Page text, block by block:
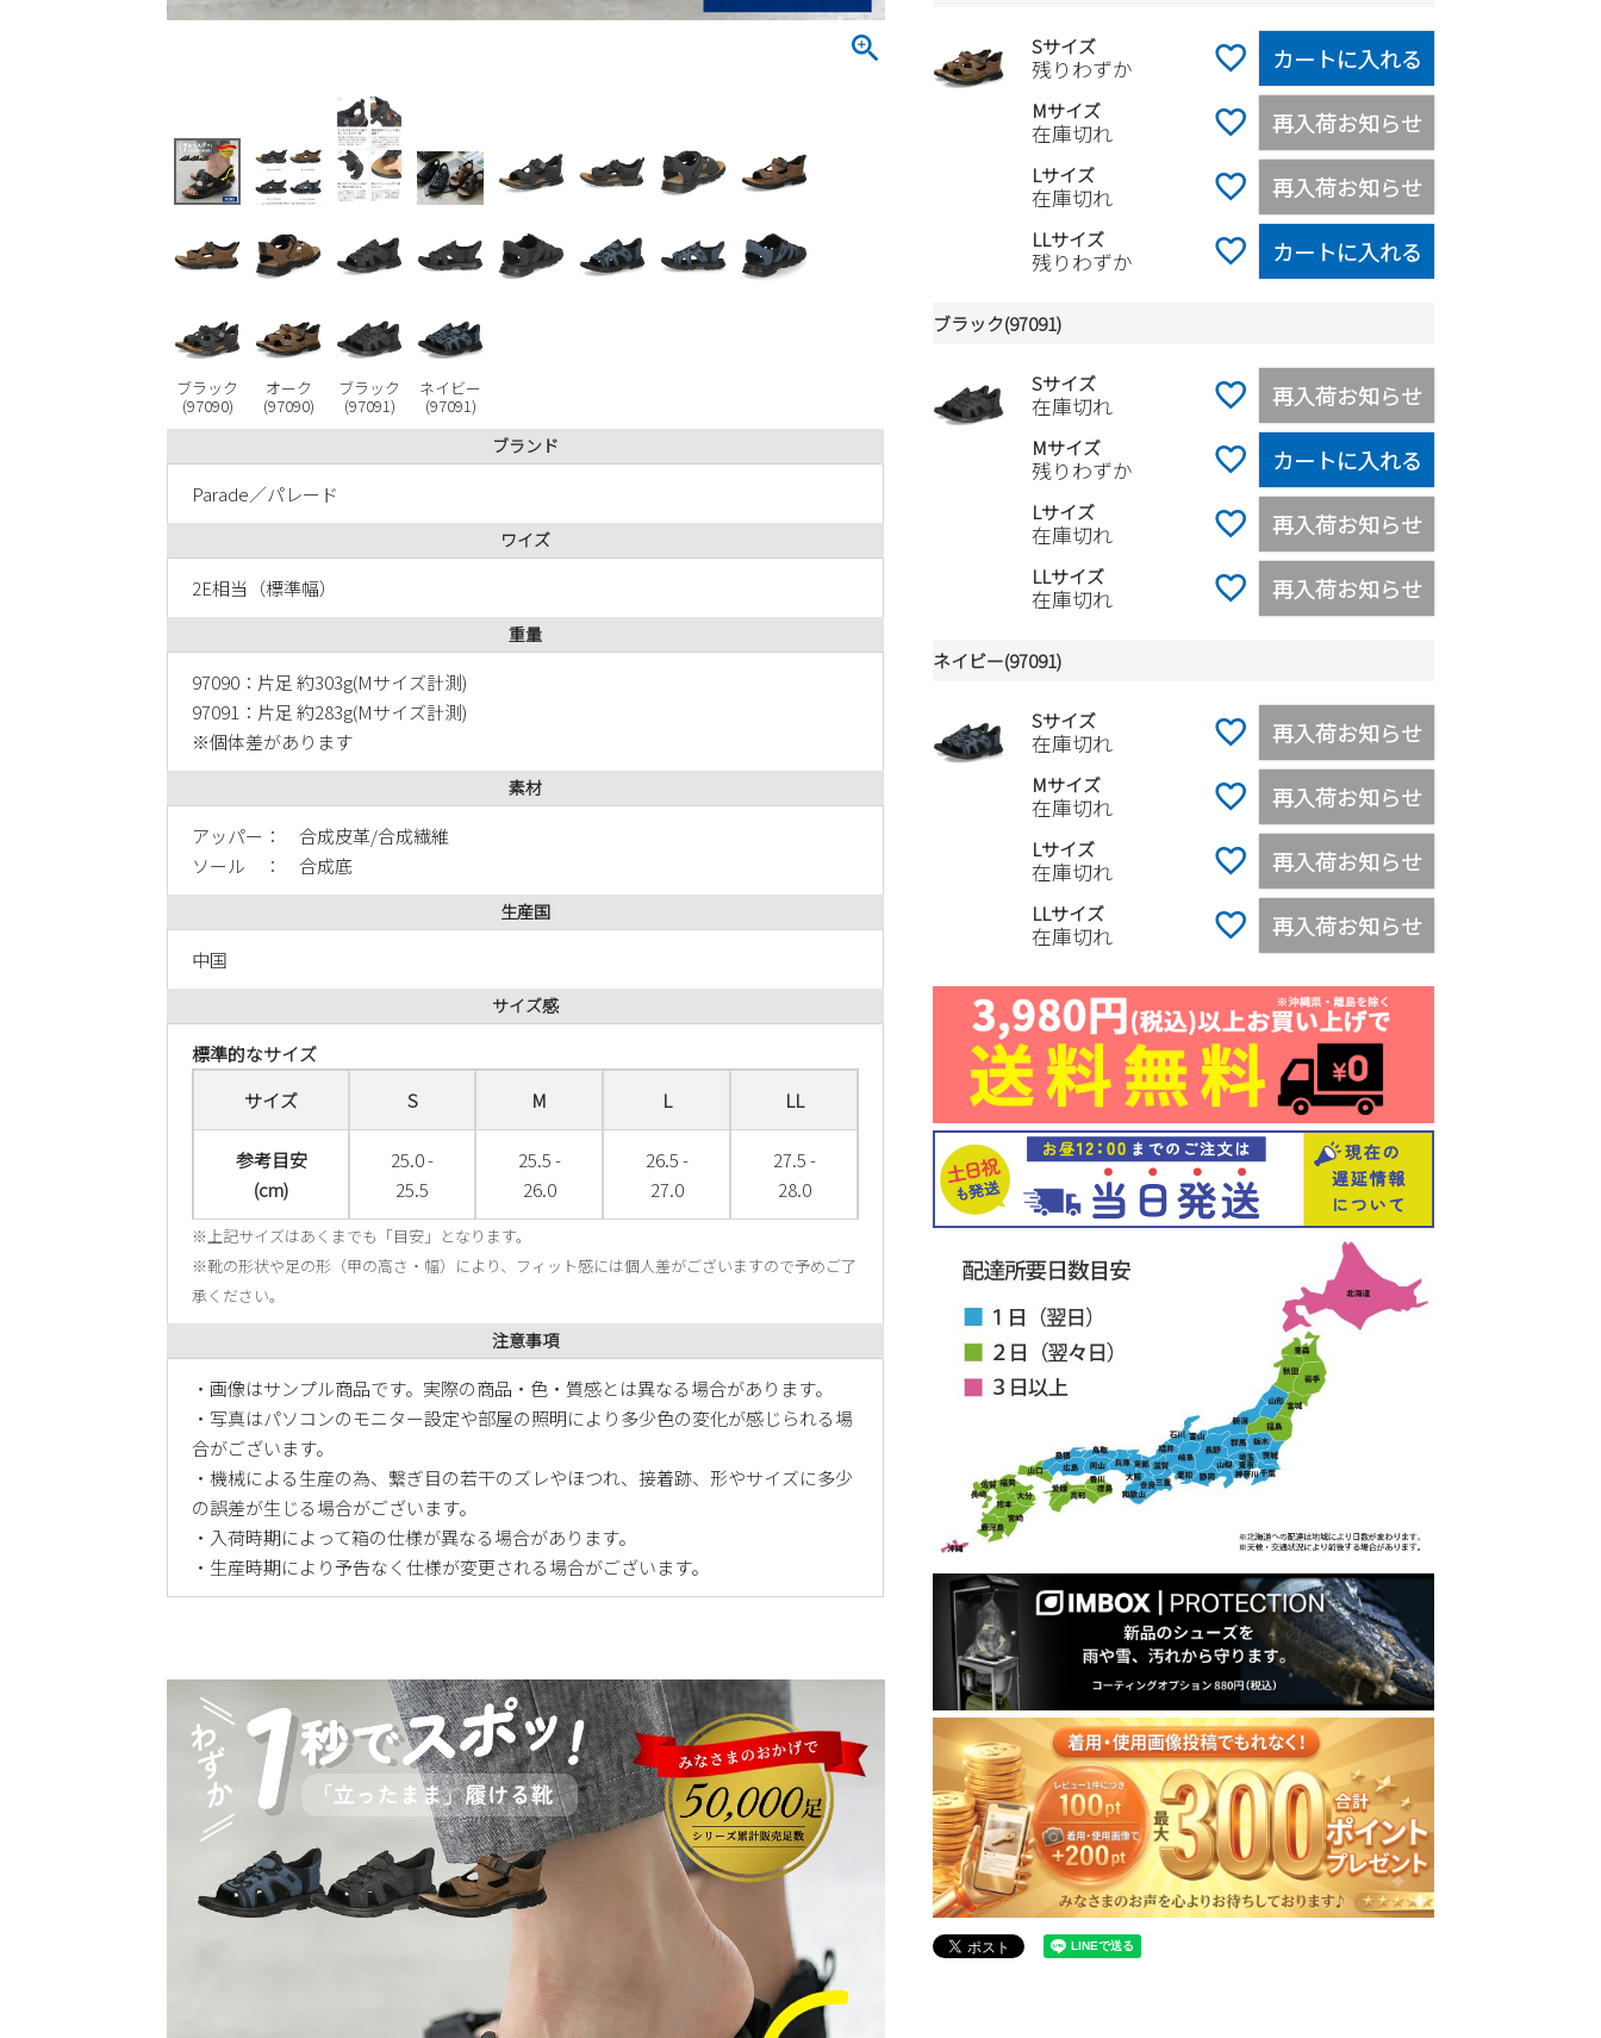
ブラック
(97090)
オーク
(97090)
ブラック
(97091)
ネイビー
(97091)
ブランド
Parade／パレード
ワイズ
2E相当（標準幅）
重量
97090：片足 約303g(Mサイズ計測)
97091：片足 約283g(Mサイズ計測)
※個体差があります
素材
アッパー： 合成皮革/合成繊維
ソール ： 合成底
生産国
中国
サイズ感
標準的なサイズ
サイズ
S M L LL
参考目安
(cm)
25.0 -
25.5
25.5 -
26.0
26.5 -
27.0
27.5 -
28.0
※上記サイズはあくまでも「目安」となります。
※靴の形状や足の形（甲の高さ・幅）により、フィット感には個人差がございますので予めご了
承ください。
注意事項
・画像はサンプル商品です。実際の商品・色・質感とは異なる場合があります。
・写真はパソコンのモニター設定や部屋の照明により多少色の変化が感じられる場
合がございます。
・機械による生産の為、繋ぎ目の若干のズレやほつれ、接着跡、形やサイズに多少
の誤差が生じる場合がございます。
・入荷時期によって箱の仕様が異なる場合があります。
・生産時期により予告なく仕様が変更される場合がございます。
Sサイズ
残りわずか カートに入れる
Mサイズ
在庫切れ 再入荷お知らせ
Lサイズ
在庫切れ 再入荷お知らせ
LLサイズ
残りわずか カートに入れる
ブラック(97091)
Sサイズ
在庫切れ 再入荷お知らせ
Mサイズ
残りわずか カートに入れる
Lサイズ
在庫切れ 再入荷お知らせ
LLサイズ
在庫切れ 再入荷お知らせ
ネイビー(97091)
Sサイズ
在庫切れ 再入荷お知らせ
Mサイズ
在庫切れ 再入荷お知らせ
Lサイズ
在庫切れ 再入荷お知らせ
LLサイズ
在庫切れ 再入荷お知らせ